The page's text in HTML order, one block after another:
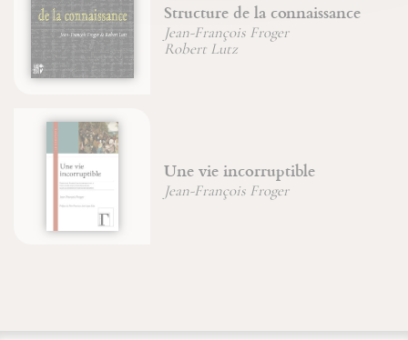
Structure de la connaissance
Jean-François Froger
Robert Lutz
Une vie incorruptible
Jean-François Froger